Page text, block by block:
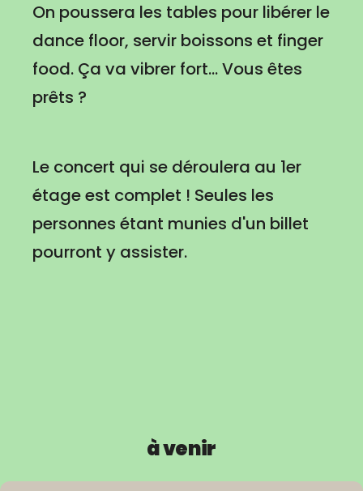
On poussera les tables pour libérer le
dance floor, servir boissons et finger
food. Ça va vibrer fort... Vous êtes
prêts ?
Le concert qui se déroulera au 1er
étage est complet ! Seules les
personnes étant munies d'un billet
pourront y assister.
à venir